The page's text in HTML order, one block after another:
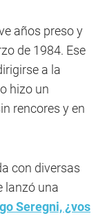
años preso y
de 1984. Ese
a la
hizo un
rencores y en
con diversas
lanzó una
Seregni, ¿vos